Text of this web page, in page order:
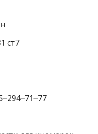
ст7